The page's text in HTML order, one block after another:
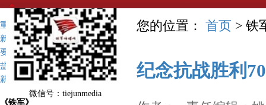
微信号：tiejunmedia
重点推荐
新闻动态
要闻速览
盐城新四军纪念馆
新四军历史上的今天
《铁军》
您的位置： 首页 > 铁
纪念抗战胜利